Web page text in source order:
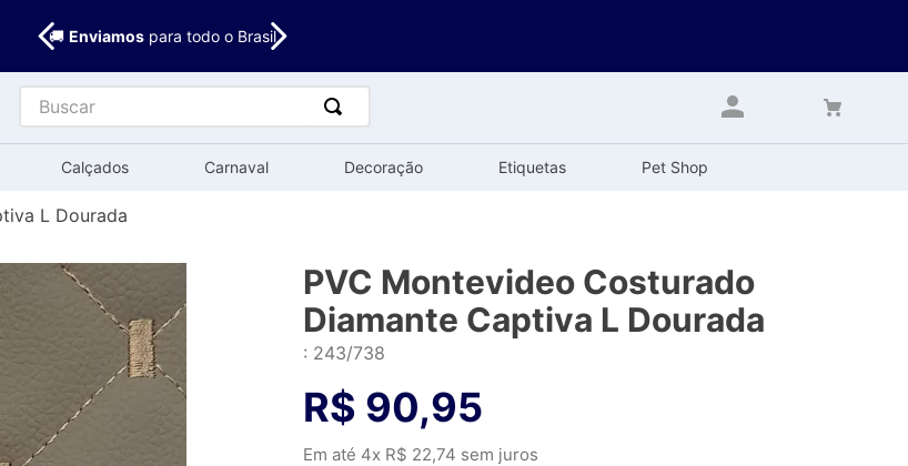
🚚 Enviamospara todo o Brasil
Buscar
Calçados Carnaval Decoração Etiquetas Pet Shop
L Dourada
PVC Montevideo Costurado
Diamante Captiva L Dourada
: 243/738
R$ 90,95
Em até 4x R$ 22,74 sem juros